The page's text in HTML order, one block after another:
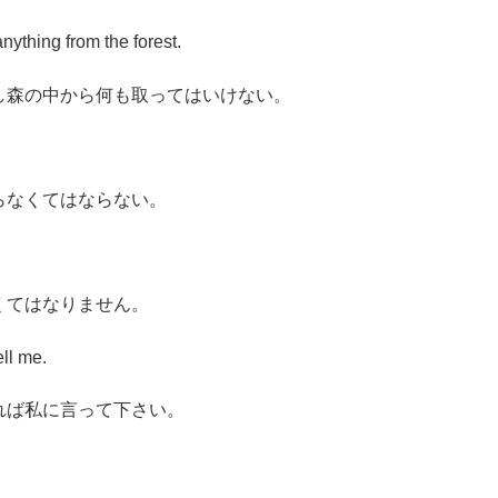
from the forest.
の中から何も取ってはいけない。
くてはならない。
はなりません。
me.
私に言って下さい。